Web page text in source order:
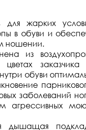
для жарких
в обуви и
ношении.
из
цветах
обуви
заболеваний
агрессивных
дышащая